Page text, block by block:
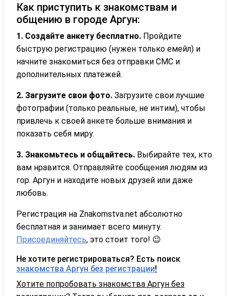
Как приступить к знакомствам и
общению в городе Аргун:
1. Создайте анкету бесплатно. Пройдите
быструю регистрацию (нужен только емейл) и
начните знакомиться без отправки СМС и
дополнительных платежей.
2. Загрузите свои фото. Загрузите свои лучшие
фотографии (только реальные, не интим), чтобы
привлечь к своей анкете больше внимания и
показать себя миру.
3. Знакомьтесь и общайтесь. Выбирайте тех, кто
вам нравится. Отправляйте сообщения людям из
гор. Аргун и находите новых друзей или даже
любовь.
Регистрация на Znakomstva.net абсолютно
бесплатная и занимает всего минуту.
Присоединяйтесь, это стоит того! 😉
Не хотите регистрироваться? Есть поиск
знакомства Аргун без регистрации!
Хотите попробовать знакомства Аргун без